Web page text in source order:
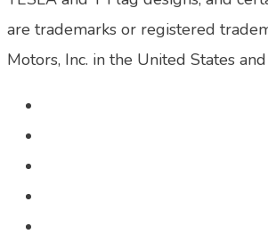
are trademarks or registered
Motors, Inc. in the United States